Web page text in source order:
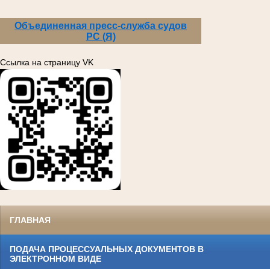
Объединенная пресс-служба судов
РС (Я)
Ссылка на страницу VK
ГЛАВНАЯ
ПОДАЧА ПРОЦЕССУАЛЬНЫХ ДОКУМЕНТОВ В
ЭЛЕКТРОННОМ ВИДЕ